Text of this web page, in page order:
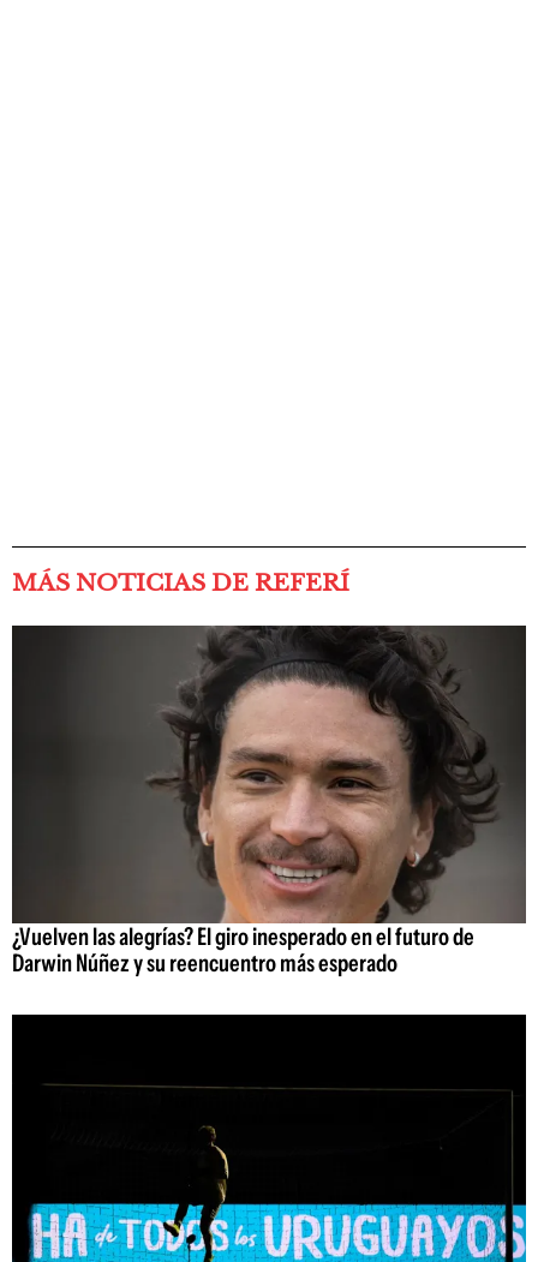
MÁS NOTICIAS DE REFERÍ
¿Vuelven las alegrías? El giro inesperado en el futuro de
Darwin Núñez y su reencuentro más esperado